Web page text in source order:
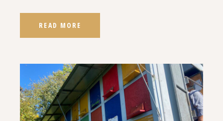
READ MORE